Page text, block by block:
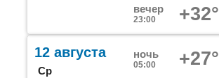
вечер
23:00 +32°
12 августа
Ср
ночь
05:00 +27°